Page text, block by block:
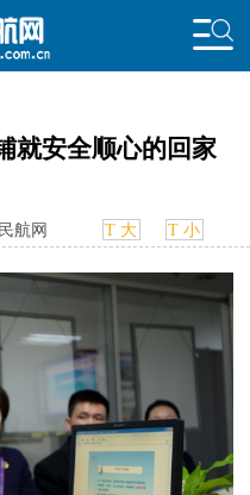
智库
专题
就安全顺心的回家
航网 T 大 T 小